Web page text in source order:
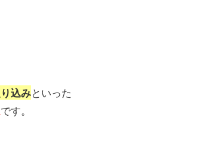
込みといった
です。